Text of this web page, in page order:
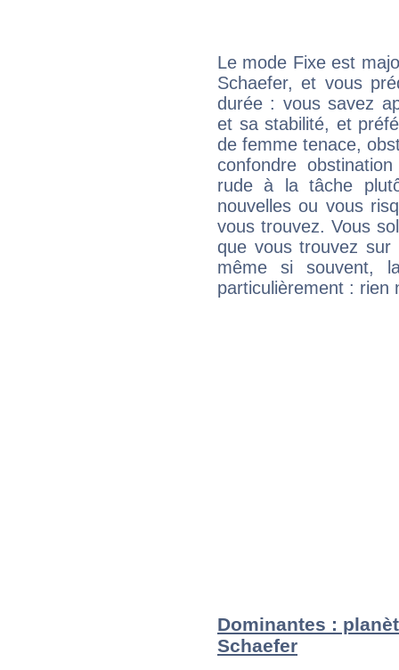
Le mode Fixe est
Schaefer, et vous
durée : vous savez
et sa stabilité, et
de femme tenace,
confondre
rude à la tâche
nouvelles ou vous
vous trouvez. Vous
que vous trouvez
même si souvent,
particulièrement : rien
Dominantes :
Schaefer